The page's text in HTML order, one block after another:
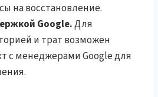
на восстановление.
Google.Для
и трат возможен
с менеджерами Google для